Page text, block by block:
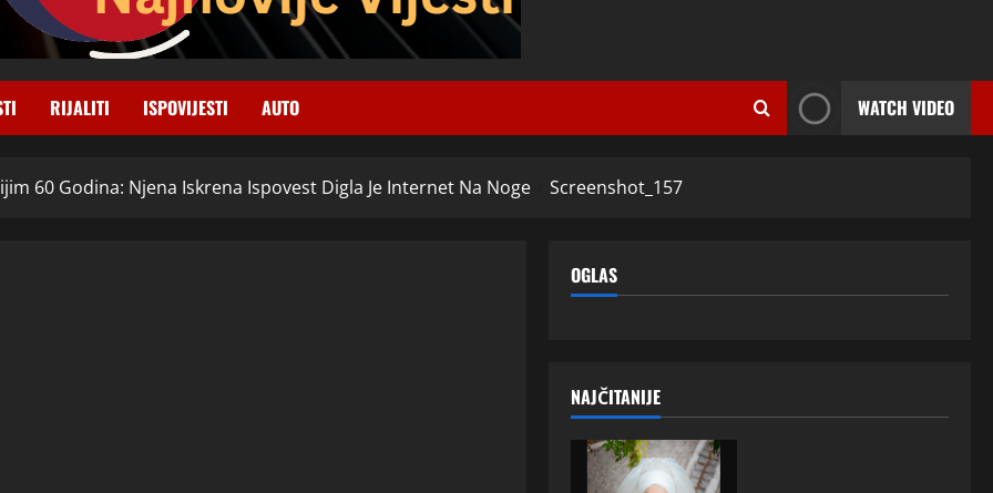
RIJALITI ISPOVIJESTI AUTO WATCH VIDEO
60 Godina: Njena Iskrena Ispovest Digla Je Internet Na Noge Screenshot_157
OGLAS
NAJČITANIJE